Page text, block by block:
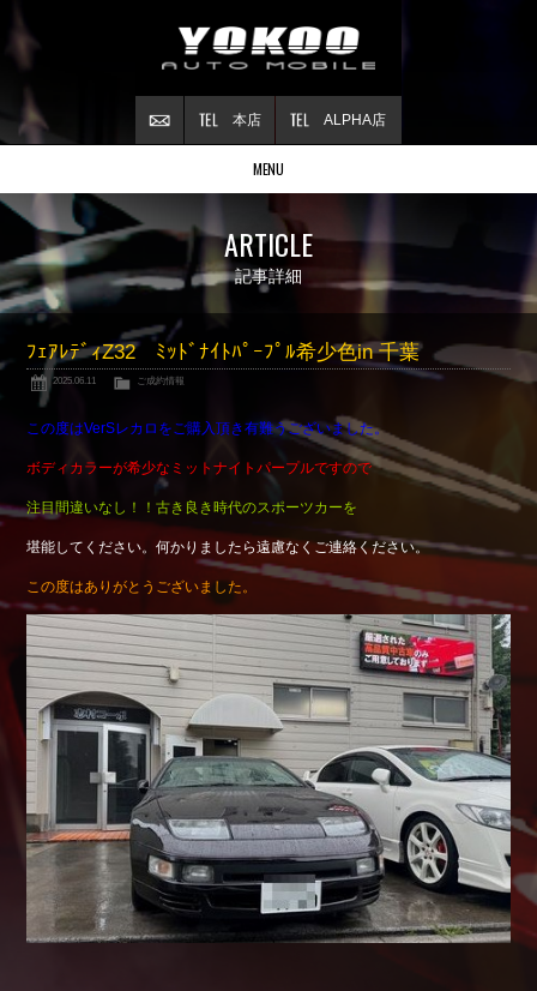
ALPHA店
本店
MENU
Stock list
在庫情報
Contract
ご成約情報
NSXについて
Reflesh Plan
Trade in
買取査定
Blog
Shop info.
店舗紹介
Company
会社概要
ARTICLE
記事詳細
ﾌｪｱﾚﾃﾞｨZ32 ﾐｯﾄﾞﾅｲﾄﾊﾟｰﾌﾟﾙ希少色in 千葉
2025.06.11 ご成約情報
この度はVerSレカロをご購入頂き有難うございました。
ボディカラーが希少なミットナイトパープルですので
注目間違いなし！！古き良き時代のスポーツカーを
堪能してください。何かりましたら遠慮なくご連絡ください。
この度はありがとうございました。